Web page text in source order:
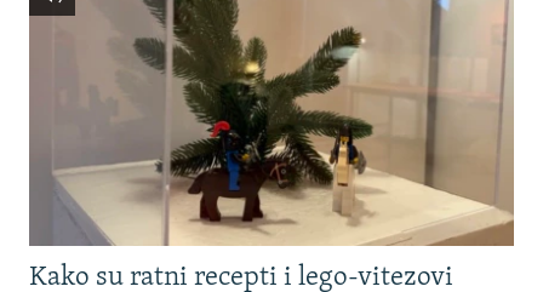
Kako su ratni recepti i lego-vitezovi